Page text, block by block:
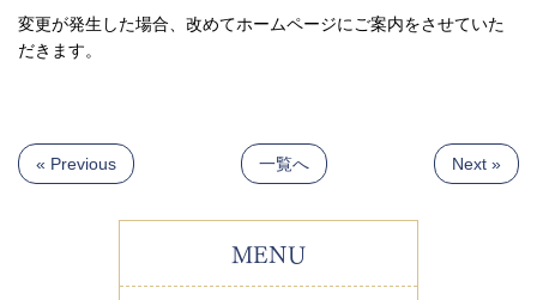
変更が発生した場合、改めてホームページにご案内をさせていた
だきます。
« Previous 一覧へ Next »
MENU